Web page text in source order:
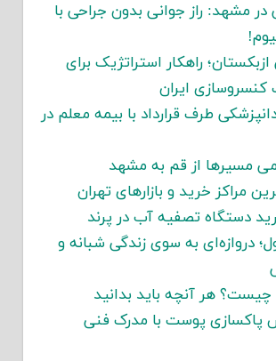
در مشهد: راز جوانی بدون جراحی با
راهکار استراتژیک برای
ایران
طرف قرارداد با بیمه معلم در
مسیرها از قم به مشهد
مراکز خرید و بازارهای تهران
دستگاه تصفیه آب در پرند
دروازه‌ای به سوی زندگی شبانه و
چیست؟ هر آنچه باید بدانید
پاکسازی پوست با مدرک فنی